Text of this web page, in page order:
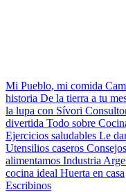
Mi Pueblo, mi comida
historia De la tierra a tu
la lupa con Sívori
divertida Todo sobre
Ejercicios saludables Le
Utensilios caseros Consejos
alimentamos Industria
cocina ideal Huerta en casa
Escribinos